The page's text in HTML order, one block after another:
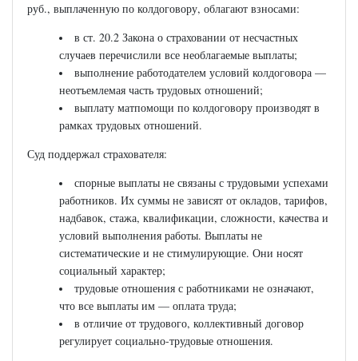
руб., выплаченную по колдоговору, облагают взносами:
в ст. 20.2 Закона о страховании от несчастных
случаев перечислили все необлагаемые выплаты;
выполнение работодателем условий колдоговора —
неотъемлемая часть трудовых отношений;
выплату матпомощи по колдоговору производят в
рамках трудовых отношений.
Суд поддержал страхователя:
спорные выплаты не связаны с трудовыми успехами
работников. Их суммы не зависят от окладов, тарифов,
надбавок, стажа, квалификации, сложности, качества и
условий выполнения работы. Выплаты не
систематические и не стимулирующие. Они носят
социальный характер;
трудовые отношения с работниками не означают,
что все выплаты им — оплата труда;
в отличие от трудового, коллективный договор
регулирует социально-трудовые отношения.